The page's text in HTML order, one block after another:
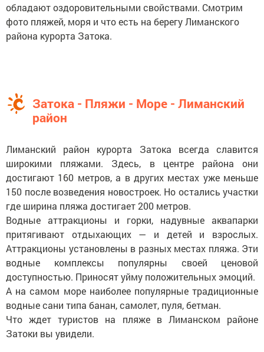
обладают оздоровительными свойствами. Смотрим
фото пляжей, моря и что есть на берегу Лиманского
района курорта Затока.
Затока - Пляжи - Море - Лиманский
район
Лиманский район курорта Затока всегда славится
широкими пляжами. Здесь, в центре района они
достигают 160 метров, а в других местах уже меньше
150 после возведения новостроек. Но остались участки
где ширина пляжа достигает 200 метров.
Водные аттракционы и горки, надувные аквапарки
притягивают отдыхающих — и детей и взрослых.
Аттракционы установлены в разных местах пляжа. Эти
водные комплексы популярны своей ценовой
доступностью. Приносят уйму положительных эмоций.
А на самом море наиболее популярные традиционные
водные сани типа банан, самолет, пуля, бетман.
Что ждет туристов на пляже в Лиманском районе
Затоки вы увидели.